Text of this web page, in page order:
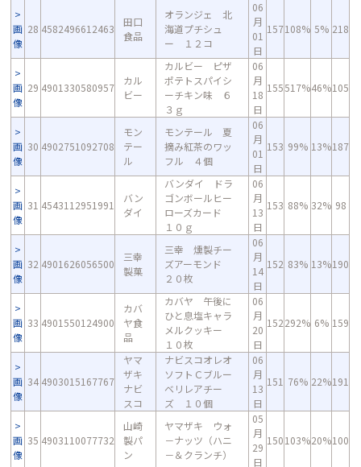
画
像
28 4582496612463
田口
食品
オランジェ 北
海道プチシュ
ー １２コ
06
月
01
日
157108% 5% 218
画
像
29 4901330580957
カル
ビー
カルビー ピザ
ポテトスパイシ
ーチキン味 ６
３ｇ
06
月
18
日
155517%46%105
画
像
30 4902751092708
モン
テー
ル
モンテール 夏
摘み紅茶のワッ
フル ４個
06
月
01
日
153 99% 13%187
画
像
31 4543112951991
バン
ダイ
バンダイ ドラ
ゴンボールヒー
ローズカード
１０ｇ
06
月
13
日
153 88% 32% 98
画
像
32 4901626056500
三幸
製菓
三幸 燻製チー
ズアーモンド
２０枚
06
月
14
日
152 83% 13%190
画
像
33 4901550124900
カバ
ヤ食
品
カバヤ 午後に
ひと息塩キャラ
メルクッキー
１０枚
06
月
20
日
152292% 6% 159
画
像
34 4903015167767
ヤマ
ザキ
ナビ
スコ
ナビスコオレオ
ソフトＣブルー
ベリレアチー
ズ １０個
06
月
13
日
151 76% 22%191
画
像
35 4903110077732
山崎
製パ
ン
ヤマザキ ウォ
－ナッツ（ハニ
－＆クランチ）
05
月
29
日
150103%20%100